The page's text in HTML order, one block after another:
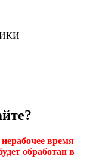
время
обработан в